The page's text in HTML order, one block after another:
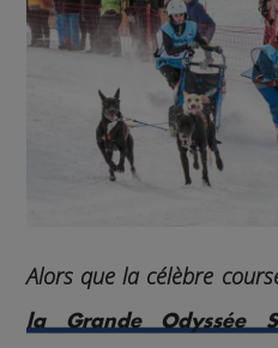
Alors que la célèbre
la Grande Odyssée